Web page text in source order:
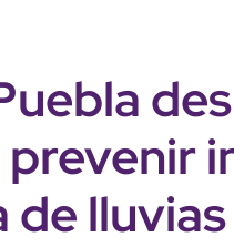
de lluvias